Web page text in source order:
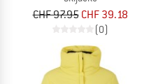
CHF 97.95 CHF 39.18
(0)